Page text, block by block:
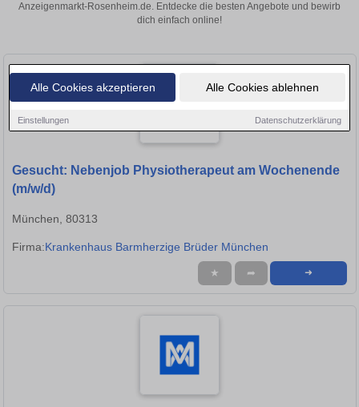
Alle Cookies akzeptieren Alle Cookies ablehnen
Einstellungen Datenschutzerklärung
Anzeigenmarkt-Rosenheim.de. Entdecke die besten Angebote und bewirb
dich einfach online!
Gesucht: Nebenjob Physiotherapeut am Wochenende
(m/w/d)
München, 80313
Firma:Krankenhaus Barmherzige Brüder München
★ ➦ ➜